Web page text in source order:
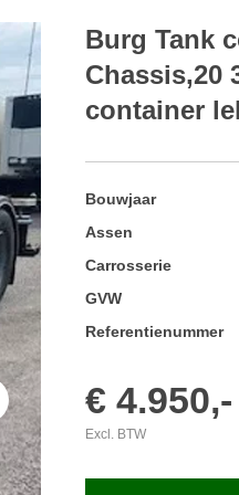
Burg Tank
Chassis,20
container
Bouwjaar
Assen
Carrosserie
GVW
Referentienummer
€ 4.950,-
Excl. BTW